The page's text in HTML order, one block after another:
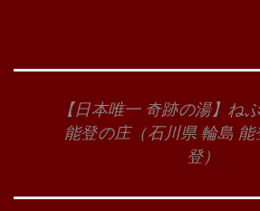
【日本唯一 奇跡の湯】ね
能登の庄（石川県 輪島 能
登）